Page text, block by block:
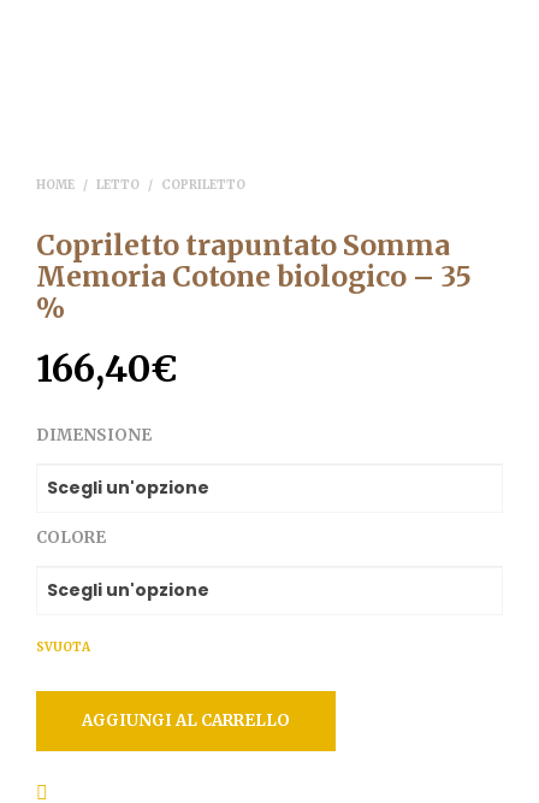
HOME / LETTO / COPRILETTO
Copriletto trapuntato Somma
Memoria Cotone biologico – 35
%
166,40€
DIMENSIONE
COLORE
SVUOTA
AGGIUNGI AL CARRELLO